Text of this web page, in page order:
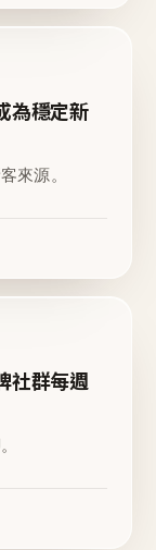
為穩定新
來源。
社群每週